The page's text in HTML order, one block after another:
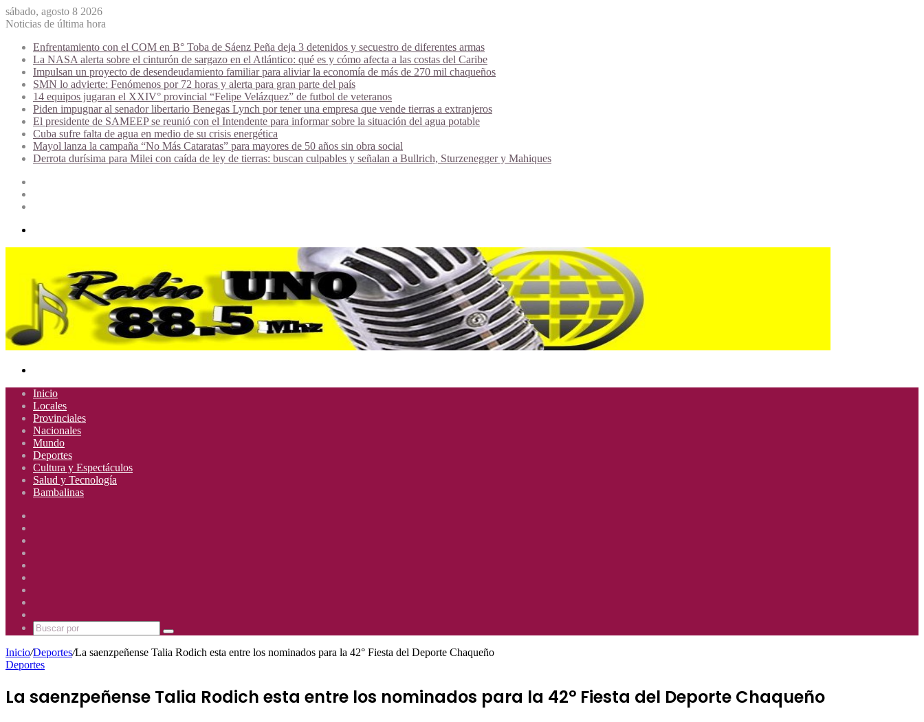
sábado, agosto 8 2026
Noticias de última hora
Enfrentamiento con el COM en B° Toba de Sáenz Peña deja 3 detenidos y secuestro de diferentes armas
La NASA alerta sobre el cinturón de sargazo en el Atlántico: qué es y cómo afecta a las costas del Caribe
Impulsan un proyecto de desendeudamiento familiar para aliviar la economía de más de 270 mil chaqueños
SMN lo advierte: Fenómenos por 72 horas y alerta para gran parte del país
14 equipos jugaran el XXIV° provincial “Felipe Velázquez” de futbol de veteranos
Piden impugnar al senador libertario Benegas Lynch por tener una empresa que vende tierras a extranjeros
El presidente de SAMEEP se reunió con el Intendente para informar sobre la situación del agua potable
Cuba sufre falta de agua en medio de su crisis energética
Mayol lanza la campaña “No Más Cataratas” para mayores de 50 años sin obra social
Derrota durísima para Milei con caída de ley de tierras: buscan culpables y señalan a Bullrich, Sturzenegger y Mahiques
Inicio
Locales
Provinciales
Nacionales
Mundo
Deportes
Cultura y Espectáculos
Salud y Tecnología
Bambalinas
Mhz
885
Mhz
Uno
885
Mhz
Buscar
por
Inicio/Deportes/La saenzpeñense Talia Rodich esta entre los nominados para la 42° Fiesta del Deporte Chaqueño
Deportes
La saenzpeñense Talia Rodich esta entre los nominados para la 42° Fiesta del Deporte Chaqueño